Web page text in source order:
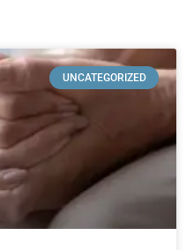
UNCATEGORIZED